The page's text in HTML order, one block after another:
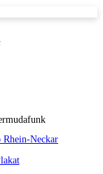
Rhein-Neckar